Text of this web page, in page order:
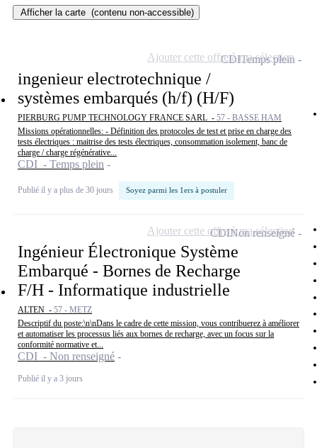
Afficher la carte (contenu non-accessible)
ingenieur electrotechnique /
systèmes embarqués (h/f) (H/F)
PIERBURG PUMP TECHNOLOGY FRANCE SARL - 57 - BASSE HAM
Missions opérationnelles: - Définition des protocoles de test et prise en charge des
tests électriques : maitrise des tests électriques, consommation isolement, banc de
charge / charge régénérative...
CDI - Temps plein
Publié il y a plus de 30 jours Soyez parmi les 1ers à postuler
CDITemps plein
Ajouter cette offre à ma sélection
Ingénieur Électronique Système
Embarqué - Bornes de Recharge
F/H - Informatique industrielle
ALTEN - 57 - METZ
Descriptif du poste:\n\nDans le cadre de cette mission, vous contribuerez à améliorer
et automatiser les processus liés aux bornes de recharge, avec un focus sur la
conformité normative et...
CDI - Non renseigné
Publié il y a 3 jours
CDINon renseigné
Ajouter cette offre à ma sélection